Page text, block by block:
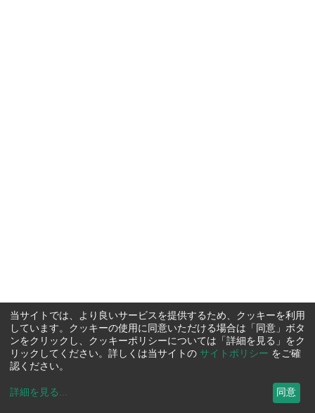
当サイトでは、より良いサービスを提供するため、クッキーを利用
しています。クッキーの使用に同意いただける場合は「同意」ボタ
ンをクリックし、クッキーポリシーについては「詳細を見る」をク
リックしてください。詳しくは当サイトの サイトポリシー をご確
認ください。
詳細を見る ... 同意